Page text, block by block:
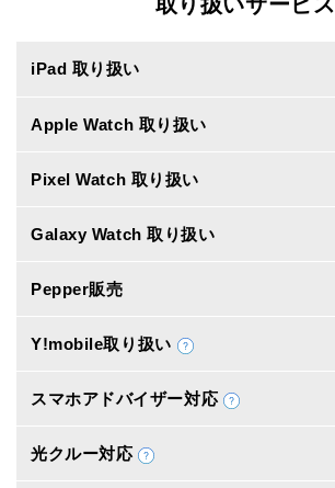
iPad 取り扱い
Apple Watch 取り扱い
Pixel Watch 取り扱い
Galaxy Watch 取り扱い
Pepper販売
Y!mobile取り扱い
スマホアドバイザー対応
光クルー対応